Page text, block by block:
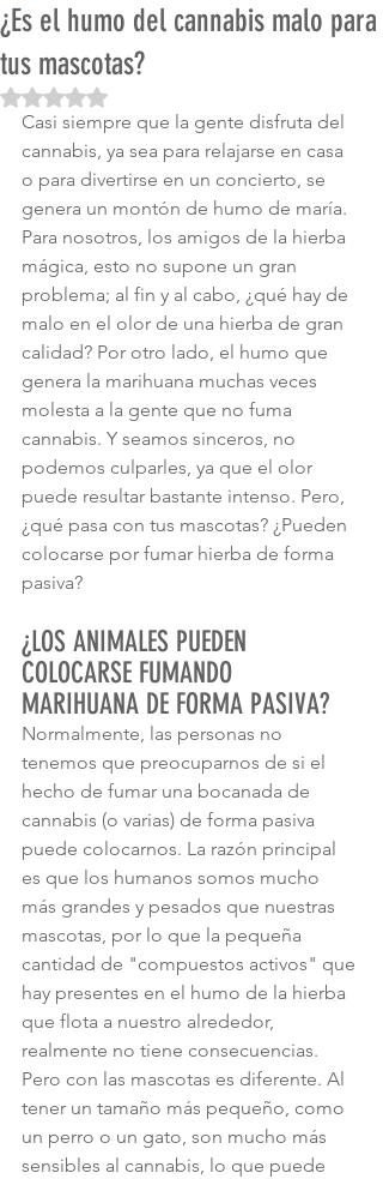
¿Es el humo del cannabis malo para
tus mascotas?
Obtuvo NaN de 5 estrellas.
Casi siempre que la gente disfruta del
cannabis, ya sea para relajarse en casa
o para divertirse en un concierto, se
genera un montón de humo de maría.
Para nosotros, los amigos de la hierba
mágica, esto no supone un gran
problema; al fin y al cabo, ¿qué hay de
malo en el olor de una hierba de gran
calidad? Por otro lado, el humo que
genera la marihuana muchas veces
molesta a la gente que no fuma
cannabis. Y seamos sinceros, no
podemos culparles, ya que el olor
puede resultar bastante intenso. Pero,
¿qué pasa con tus mascotas? ¿Pueden
colocarse por fumar hierba de forma
pasiva?
¿LOS ANIMALES PUEDEN
COLOCARSE FUMANDO
MARIHUANA DE FORMA PASIVA?
Normalmente, las personas no
tenemos que preocuparnos de si el
hecho de fumar una bocanada de
cannabis (o varias) de forma pasiva
puede colocarnos. La razón principal
es que los humanos somos mucho
más grandes y pesados que nuestras
mascotas, por lo que la pequeña
cantidad de "compuestos activos" que
hay presentes en el humo de la hierba
que flota a nuestro alrededor,
realmente no tiene consecuencias.
Pero con las mascotas es diferente. Al
tener un tamaño más pequeño, como
un perro o un gato, son mucho más
sensibles al cannabis, lo que puede